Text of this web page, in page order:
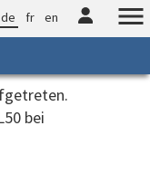
de fr en
bei